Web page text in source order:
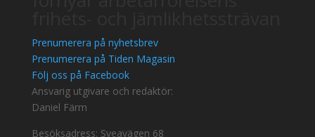
Prenumerera på nyhetsbrev
Prenumerera på Tiden Magasin
Följ oss på Facebook
Ansvarig utgivare och redaktör:
Daniel Färm
Besöksadress: Sveavägen 68